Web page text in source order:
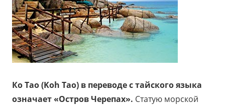
Ко Тао (Koh Tao) в переводе с тайского языка
означает «Остров Черепах». Статую морской